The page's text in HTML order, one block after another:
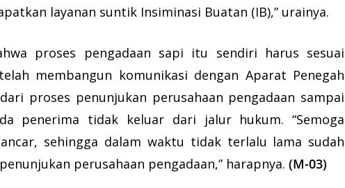
layanan suntik Insiminasi Buatan (IB),” urainya.
proses pengadaan sapi itu sendiri harus sesuai
membangun komunikasi dengan Aparat Penegah
proses penunjukan perusahaan pengadaan sampai
penerima tidak keluar dari jalur hukum. “Semoga
sehingga dalam waktu tidak terlalu lama sudah
perusahaan pengadaan,” harapnya. (M-03)